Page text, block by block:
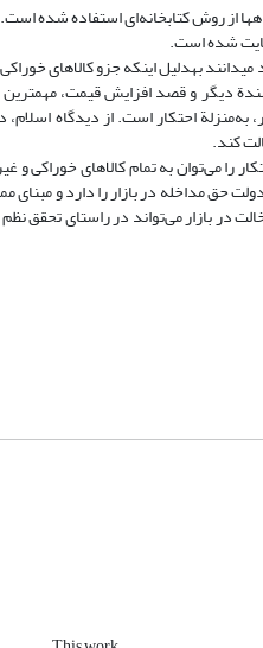
از روش کتاب­خانه‌ای استفاده ‌شده است.
شده است.
به­دلیل اینکه جزو کالاهای
دیگر و قصد افزایش قیمت،
احتکار است. از دیدگاه
کند.
را می‌توان به تمام کالاهای خوراکی و
حق مداخله در بازار را دارد و مبنای
می‌تواند در راستای تحقق نظم